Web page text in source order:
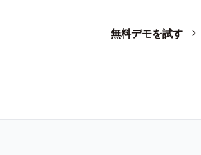
無料デモを試す